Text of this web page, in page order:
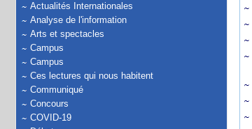
Actualités Internationales
Analyse de l'information
Arts et spectacles
Campus
Campus
Ces lectures qui nous habitent
Communiqué
Concours
COVID-19